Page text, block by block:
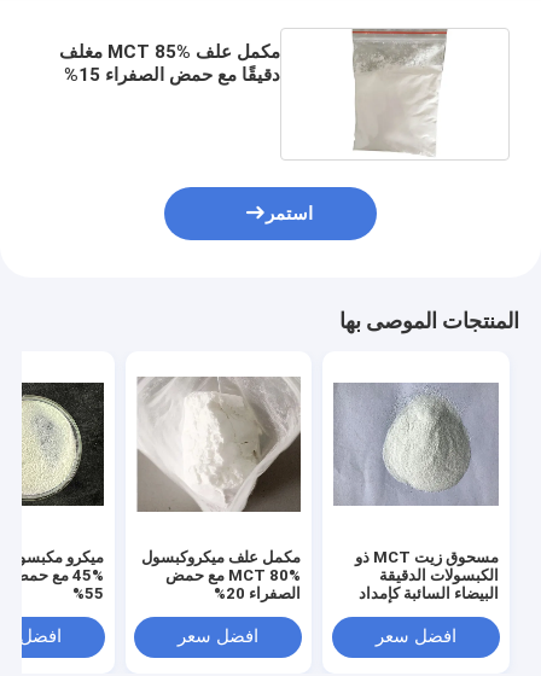
مكمل علف MCT 85% مغلف
دقيقًا مع حمض الصفراء 15%
استمر
المنتجات الموصى بها
مسحوق زيت MCT ذو
الكبسولات الدقيقة
البيضاء السائبة كإمداد
افضل سعر
مكمل علف ميكروكبسول
MCT 80% مع حمض
الصفراء 20%
افضل سعر
45% مع حمض
55%
افضل